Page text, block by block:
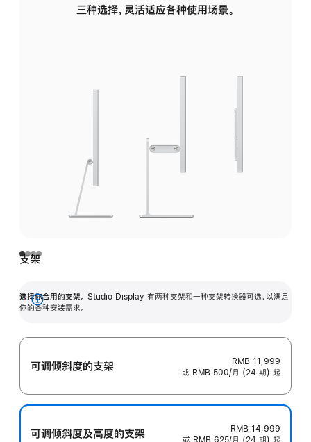
三种选择，灵活适应各种使用场景。
支架
选择你合用的支架。 Studio Display 有两种支架和一种支架转换器可选，以满足
你的各种安装需求。
展
可调倾斜度的支架
RMB 11,999
或 RMB 500/月 (24 期) 起
可调倾斜度及高‍度的支‍架
RMB 14,999
或 RMB 625/月 (24 期) 起